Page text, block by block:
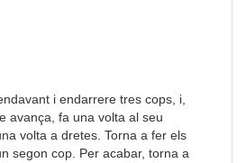
i endarrere tres cops, i,
avança, fa una volta al seu
volta a dretes. Torna a fer els
segon cop. Per acabar, torna a